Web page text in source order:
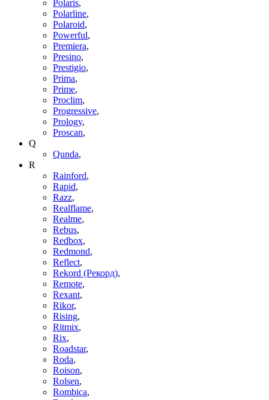
Polaris,
Polarline,
Polaroid,
Powerful,
Premiera,
Presino,
Prestigio,
Prima,
Prime,
Proclim,
Progressive,
Prology,
Proscan,
Q
Qunda,
R
Rainford,
Rapid,
Razz,
Realflame,
Realme,
Rebus,
Redbox,
Redmond,
Reflect,
Rekord (Рекорд),
Remote,
Rexant,
Rikor,
Rising,
Ritmix,
Rix,
Roadstar,
Roda,
Roison,
Rolsen,
Rombica,